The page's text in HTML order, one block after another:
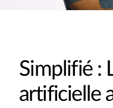
Simplifié :
artificielle